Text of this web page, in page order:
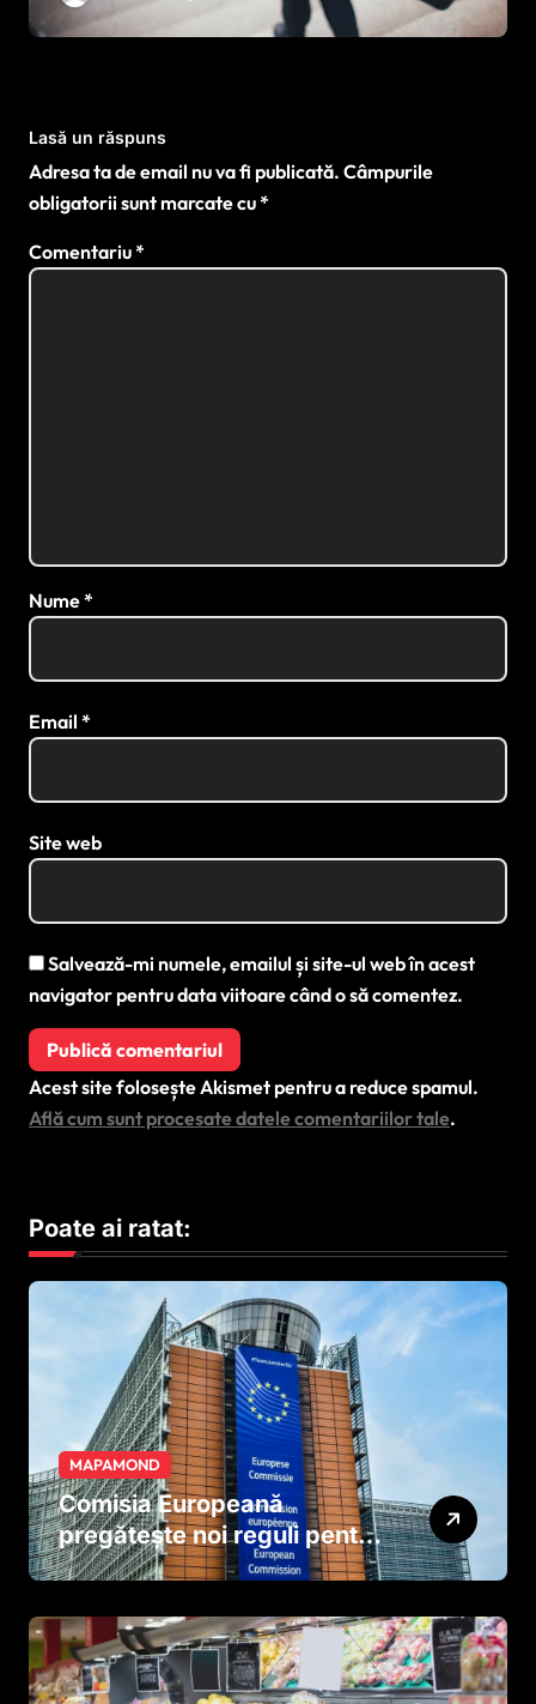
Lasă un răspuns
Adresa ta de email nu va fi publicată. Câmpurile
obligatorii sunt marcate cu*
Comentariu*
Nume*
Email *
Site web
Salvează-mi numele, emailul și site-ul web în acest
navigator pentru data viitoare când o să comentez.
Acest site folosește Akismet pentru a reduce spamul.
Află cum sunt procesate datele comentariilor tale.
Poate ai ratat:
MAPAMOND
Comisia Europeană
pregătește noi reguli pentru
tutun și țigările electronice